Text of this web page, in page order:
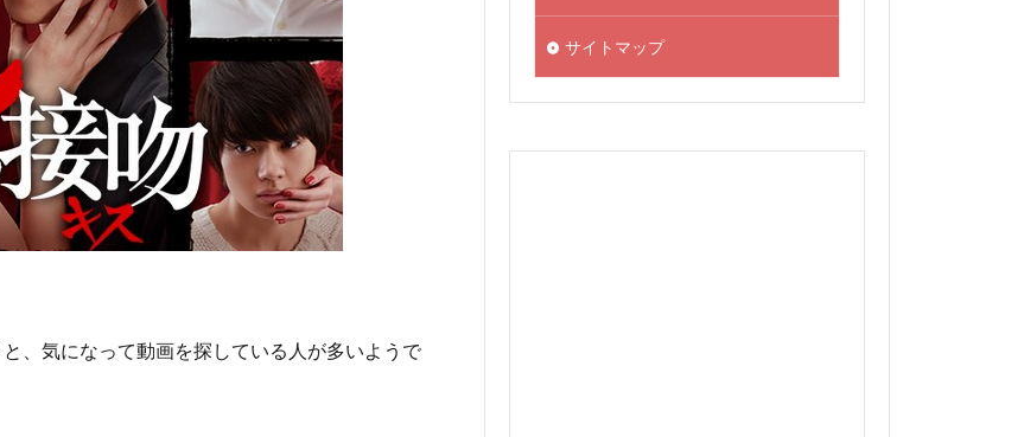
と、気になって動画を探している人が多いようで
サイトマップ